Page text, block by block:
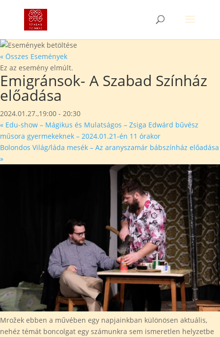
« Összes Események
Ez az esemény elmúlt.
Emigránsok- A Szabad Színház
előadása
2024.01.27.,19:00 - 20:30
« Edu-show – Mágikus és Mulatságos – Zsiga Edwárd bűvész
műsora gyermekeknek – 2024.01.21-én 11 órakor
Bolondos Világ/láda mesék – Az aranyszamár bábszínház előadása
»
Mrožek ebben a művében egy napjainkban különösen aktuális,
nehéz témát boncolgat egy számunkra sem ismeretlen helyzetbe